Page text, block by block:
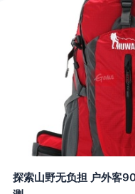
探索山野无负担 户外客